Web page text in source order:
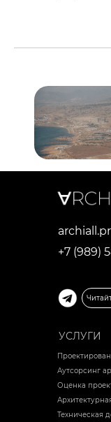
УСЛУГИ
Аутсорсинг
Оценка
Техническая
+7 (989)